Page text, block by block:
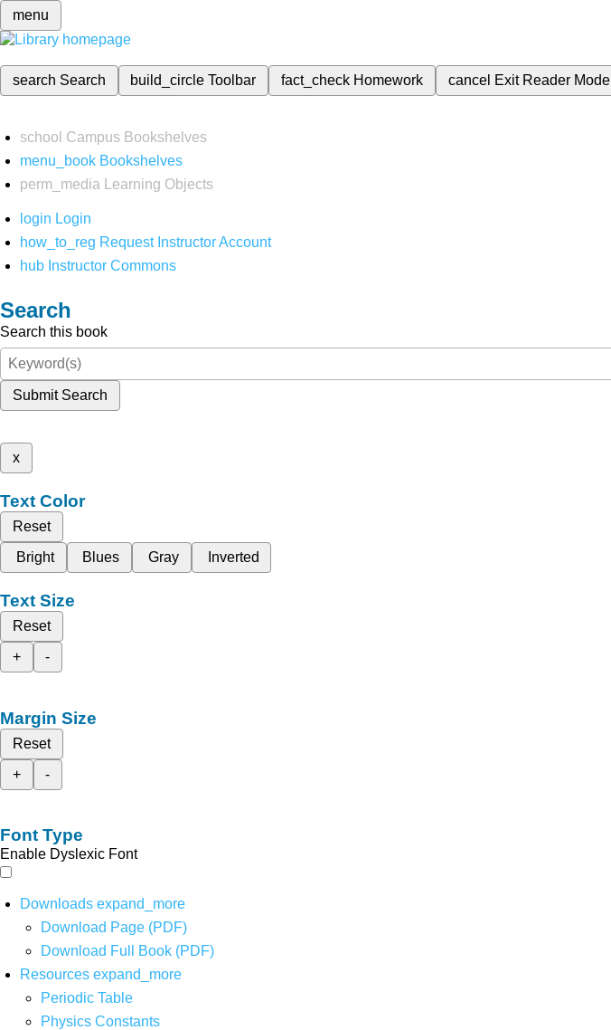
menu
search Search build_circleToolbar fact_check Homework cancel Exit Reader Mode
school Campus Bookshelves
menu_book Bookshelves
perm_media
Learning Objects
login Login
how_to_reg Request Instructor Account
hub Instructor Commons
Search
Search this book
Submit Search
x
Text Color
Reset
Bright
Blues Gray Inverted
Text Size
Reset
+
-
Margin Size
Reset
+
-
Font Type
Enable Dyslexic Font
Downloads expand_more
Download Page (PDF)
Download Full Book (PDF)
Resources expand_more
Periodic Table
Physics Constants